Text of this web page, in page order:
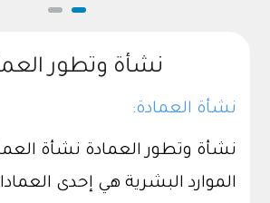
نشأة وتطور
نشأة العمادة:
نشأة وتطور العمادة نشأة
الموارد البشرية هي إحدى